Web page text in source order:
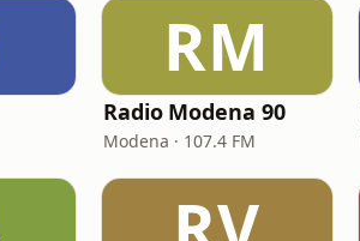
RM
Radio Modena 90
Modena · 107.4 FM